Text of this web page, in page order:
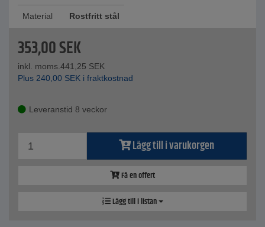
Material Rostfritt stål
353,00SEK
inkl. moms.441,25 SEK
Plus 240,00 SEK i fraktkostnad
Leveranstid 8 veckor
Lägg till i varukorgen
Få en offert
Lägg till i listan